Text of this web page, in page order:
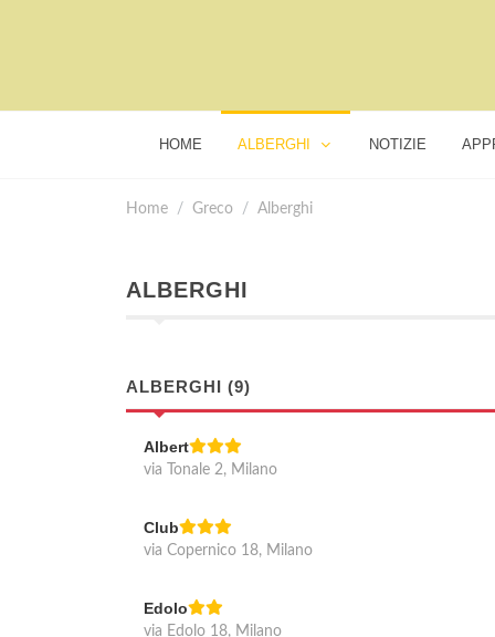
HOME ALBERGHI NOTIZIE
Home Greco Alberghi
ALBERGHI
ALBERGHI (9)
Albert
via Tonale 2, Milano
Club
via Copernico 18, Milano
Edolo
via Edolo 18, Milano